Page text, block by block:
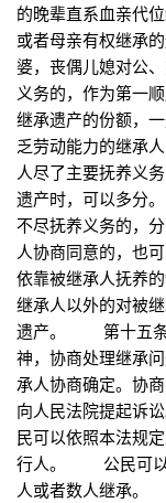
的晚辈直系血亲代
或者母亲有权继承
婆，丧偶儿媳对公
义务的，作为第
继承遗产的份额，
乏劳动能力的继承
人尽了主要抚养义
遗产时，可以多分
不尽抚养义务的，
人协商同意的，
依靠被继承人抚养
继承人以外的对被
遗产。 第十五条
神，协商处理继承
承人协商确定。协
向人民法院提起
民可以依照本法规
行人。 公民可以
人或者数人继承。